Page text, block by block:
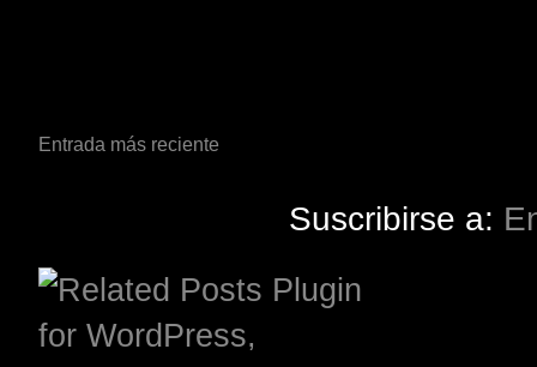
Entrada más reciente
Suscribirse a: